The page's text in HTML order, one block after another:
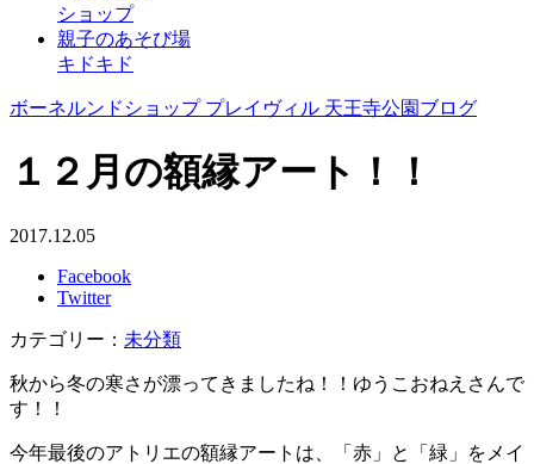
ショップ
親子のあそび場
キドキド
ボーネルンドショップ プレイヴィル 天王寺公園ブログ
１２月の額縁アート！！
2017.12.05
Facebook
Twitter
カテゴリー： 未分類
秋から冬の寒さが漂ってきましたね！！ゆうこおねえさんで
す！！
今年最後のアトリエの額縁アートは、「赤」と「緑」をメイ